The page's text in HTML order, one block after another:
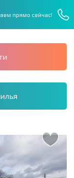
прямо сейчас!